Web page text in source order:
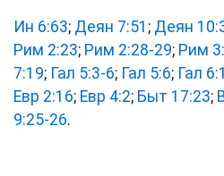
Ин 6:63; Деян 7:51 ; Деян
Рим 2:23; Рим 2:28-29; Рим
7:19; Гал 5:3-6; Гал 5:6; Гал
Евр 2:16; Евр 4:2; Быт 17:23;
9:25-26.